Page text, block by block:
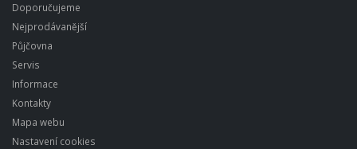
Doporučujeme
Nejprodávanější
Půjčovna
Servis
Informace
Kontakty
Mapa webu
Nastavení cookies